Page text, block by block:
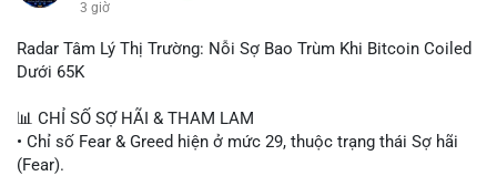
#binancesquare #cryptonews #wintermute #brokerdealer
#tokenizedsecurities
$btc $eth
#vlikevn
3 giờ
Radar Tâm Lý Thị Trường: Nỗi Sợ Bao Trùm Khi Bitcoin Coiled
Dưới 65K
📊 CHỈ SỐ SỢ HÃI & THAM LAM
• Chỉ số Fear & Greed hiện ở mức 29, thuộc trạng thái Sợ hãi
(Fear).